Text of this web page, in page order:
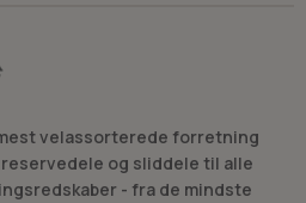
velassorterede forretning
og sliddele til alle
- fra de mindste